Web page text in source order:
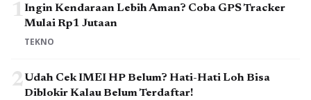
1Ingin Kendaraan Lebih Aman? Coba GPS Tracker
Mulai Rp1 Jutaan
TEKNO
2Udah Cek IMEI HP Belum? Hati-Hati Loh Bisa
Diblokir Kalau Belum Terdaftar!